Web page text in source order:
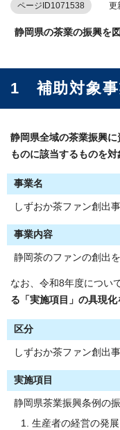
ページID1071538 更
静岡県の茶業の振興を
1 補助対象事
静岡県全域の茶業振興に
ものに該当するものを対
事業名
しずおか茶ファン創出
事業内容
静岡茶のファンの創出
なお、令和8年度につい
る「実施項目」の具現
区分
しずおか茶ファン創出
実施項目
静岡県茶業振興条例の
生産者の経営の発展